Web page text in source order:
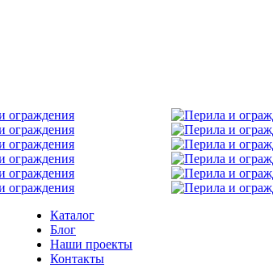
Каталог
Блог
Наши проекты
Контакты